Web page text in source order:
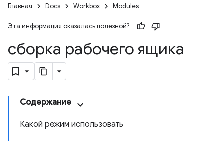
Главная Docs Workbox Modules
Эта информация оказалась полезной?
сборка рабочего ящика
Содержание
Какой режим использовать